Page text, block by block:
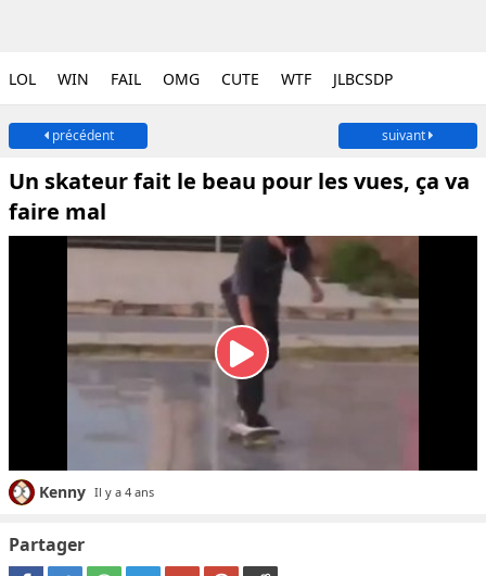
LOL WIN FAIL OMG CUTE WTF JLBCSDP
précédent suivant
Un skateur fait le beau pour les vues, ça va
faire mal
Kenny Il y a 4 ans
Partager